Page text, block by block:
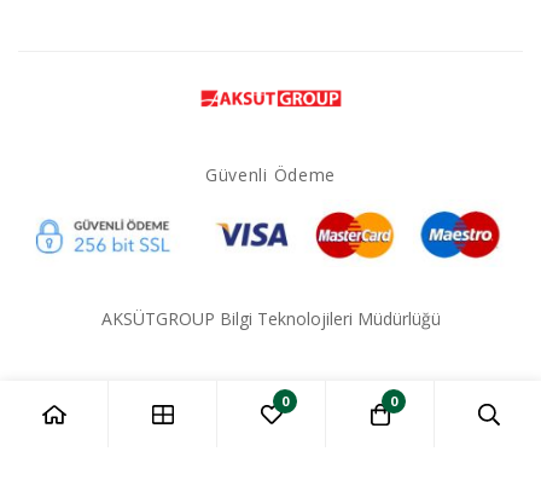
Güvenli Ödeme
AKSÜTGROUP Bilgi Teknolojileri Müdürlüğü
0 0